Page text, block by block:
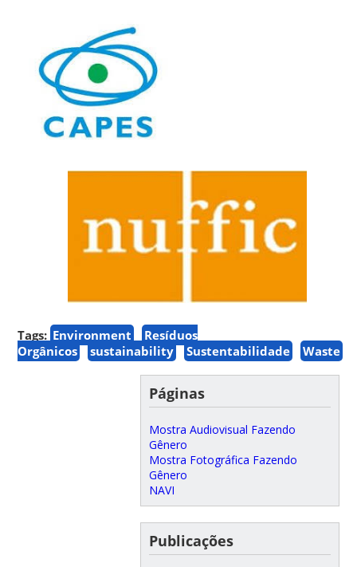
Tags: Environment
Resíduos
Orgânicos
sustainability Sustentabilidade Waste
Páginas
Mostra Audiovisual Fazendo
Gênero
Mostra Fotográfica Fazendo
Gênero
NAVI
Publicações